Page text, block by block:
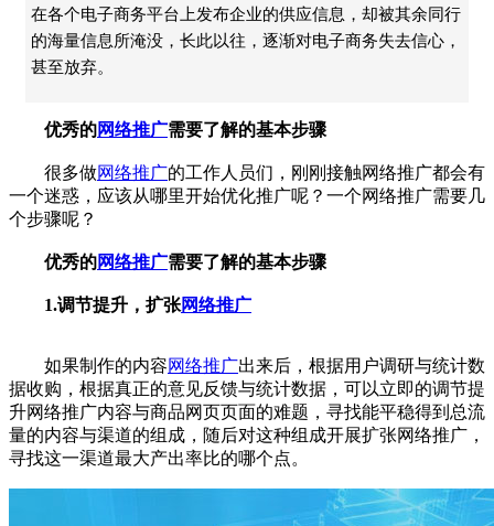
在各个电子商务平台上发布企业的供应信息，却被其余同行
的海量信息所淹没，长此以往，逐渐对电子商务失去信心，
甚至放弃。
优秀的网络推广需要了解的基本步骤
很多做网络推广的工作人员们，刚刚接触网络推广都会有
一个迷惑，应该从哪里开始优化推广呢？一个网络推广需要几
个步骤呢？
优秀的网络推广需要了解的基本步骤
1.调节提升，扩张网络推广
如果制作的内容网络推广出来后，根据用户调研与统计数
据收购，根据真正的意见反馈与统计数据，可以立即的调节提
升网络推广内容与商品网页页面的难题，寻找能平稳得到总流
量的内容与渠道的组成，随后对这种组成开展扩张网络推广，
寻找这一渠道最大产出率比的哪个点。